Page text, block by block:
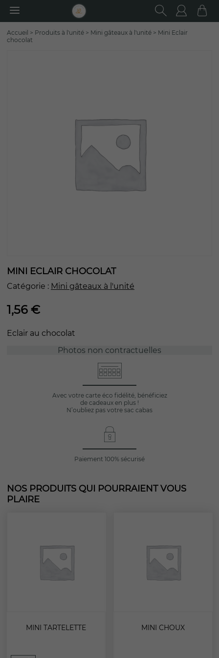
:
Accueil > Produits à l'unité > Mini gâteaux à l'unité > Mini Eclair
chocolat
MINI ECLAIR CHOCOLAT
Catégorie : Mini gâteaux à l'unité
1,56 €
Eclair au chocolat
Photos non contractuelles
Avec votre carte éco fidélité, bénéficiez
de cadeaux en plus !
N’oubliez pas votre sac cabas
Paiement 100% sécurisé
NOS PRODUITS QUI POURRAIENT VOUS
PLAIRE
MINI TARTELETTE MINI CHOUX